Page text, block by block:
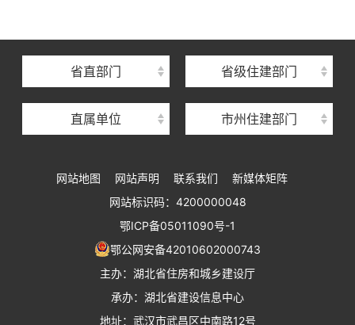
省直部门 省级住建部门
直属单位
湖北省住房保障中心
湖北省建设工程质量安全监督总站
湖北省建设工程标准定额管理总站
湖北省住建厅执业资格注册中心
湖北省城乡建设发展中心
湖北城市建设职业技术学院
市州住建部门
网站地图 网站声明 联系我们
新媒体矩阵
网站标识码：4200000048
鄂ICP备05011090号-1
鄂公网安备42010602000743
主办：湖北省住房和城乡建设厅
承办：湖北省建设信息中心
地址：武汉市武昌区中南路12号